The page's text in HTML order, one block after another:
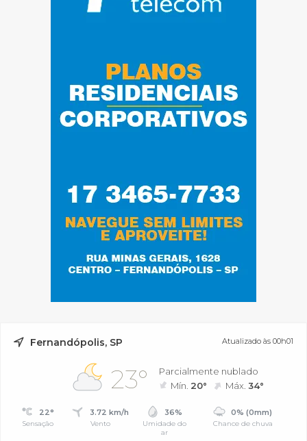
Fernandópolis, SP Atualizado às 00h01
23°
Parcialmente nublado
Mín. 20° Máx.34°
22°
Sensação
3.72 km/h
Vento
36%
Umidade do
ar
0% (0mm)
Chance de chuva